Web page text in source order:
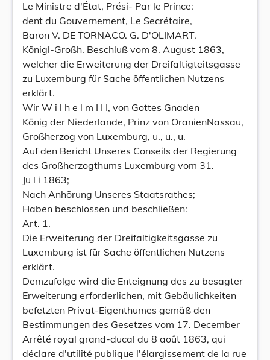
Le Ministre d'État, Prési- Par le Prince:
dent du Gouvernement, Le Secrétaire,
Baron V. DE TORNACO. G. D'OLIMART.
Königl-Großh. Beschluß vom 8. August 1863,
welcher die Erweiterung der Dreifaltigteitsgasse
zu Luxemburg für Sache öffentlichen Nutzens
erklärt.
Wir W i l h e l m I I I, von Gottes Gnaden
König der Niederlande, Prinz von OranienNassau,
Großherzog von Luxemburg, u., u., u.
Auf den Bericht Unseres Conseils der Regierung
des Großherzogthums Luxemburg vom 31.
Ju l i 1863;
Nach Anhörung Unseres Staatsrathes;
Haben beschlossen und beschließen:
Art. 1.
Die Erweiterung der Dreifaltigkeitsgasse zu
Luxemburg ist für Sache öffentlichen Nutzens
erklärt.
Demzufolge wird die Enteignung des zu besagter
Erweiterung erforderlichen, mit Gebäulichkeiten
befetzten Privat-Eigenthumes gemäß den
Bestimmungen des Gesetzes vom 17. December
Arrêté royal grand-ducal du 8 août 1863, qui
déclare d'utilité publique l'élargissement de la rue